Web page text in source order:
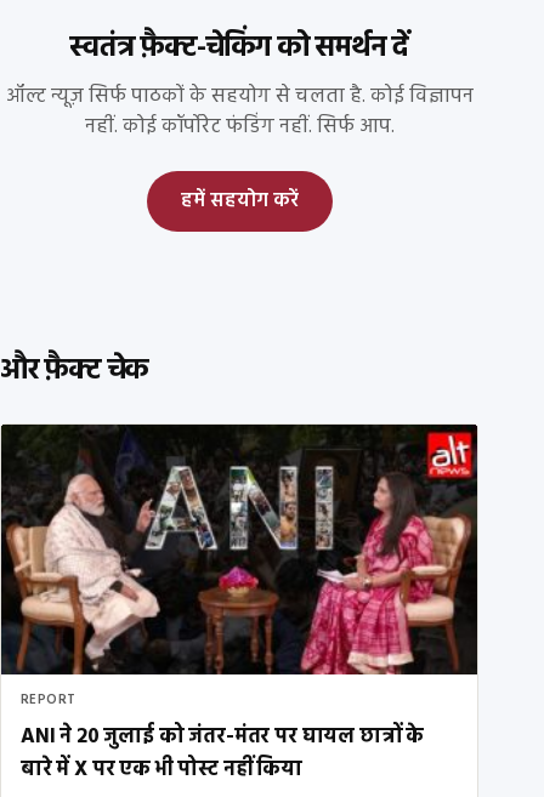
स्वतंत्र फ़ैक्ट-चेकिंग को समर्थन दें
ऑल्ट न्यूज़ सिर्फ पाठकों के सहयोग से चलता है. कोई विज्ञापन
नहीं. कोई कॉर्पोरेट फंडिंग नहीं. सिर्फ आप.
हमें सहयोग करें
और फ़ैक्ट चेक
REPORT
ANI ने 20 जुलाई को जंतर-मंतर पर घायल छात्रों के
बारे में X पर एक भी पोस्ट नहीं किया